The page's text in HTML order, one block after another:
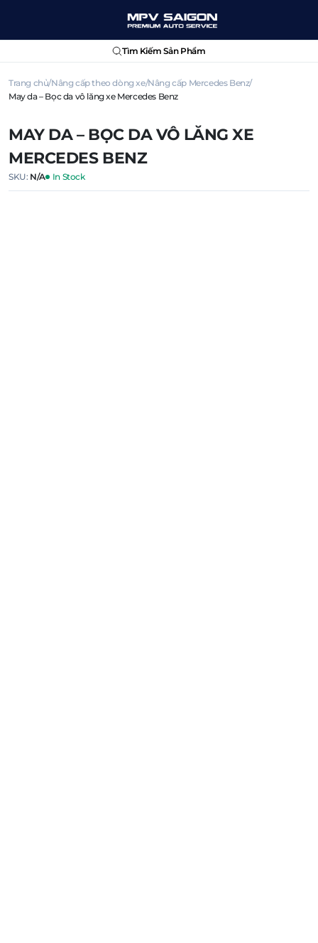
Tìm Kiếm Sản Phẩm
Trang chủ Nâng cấp theo dòng xe Nâng cấp Mercedes Benz
May da – Bọc da vô lăng xe Mercedes Benz
MAY DA – BỌC DA VÔ LĂNG XE
MERCEDES BENZ
SKU: N/A In Stock